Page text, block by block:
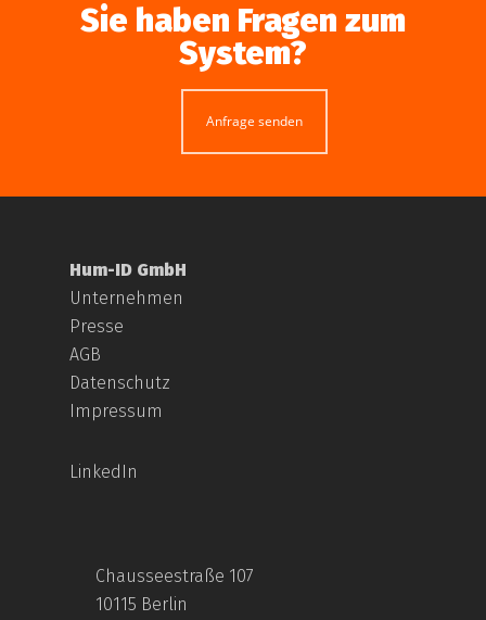
Sie haben Fragen zum
System?
Anfrage senden
Hum-ID GmbH
Unternehmen
Presse
AGB
Datenschutz
Impressum
LinkedIn
Chausseestraße 107
10115 Berlin